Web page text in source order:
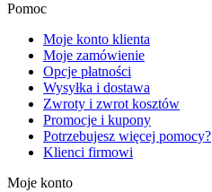
Pomoc
Moje konto klienta
Moje zamówienie
Opcje płatności
Wysyłka i dostawa
Zwroty i zwrot kosztów
Promocje i kupony
Potrzebujesz więcej pomocy?
Klienci firmowi
Moje konto